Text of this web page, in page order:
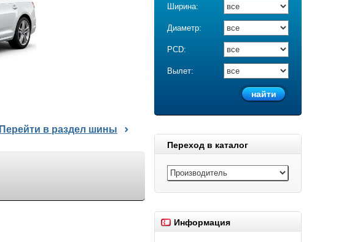
Ширина:
Диаметр:
PCD:
Вылет:
Переход в каталог
Информация
Перейти в раздел шины